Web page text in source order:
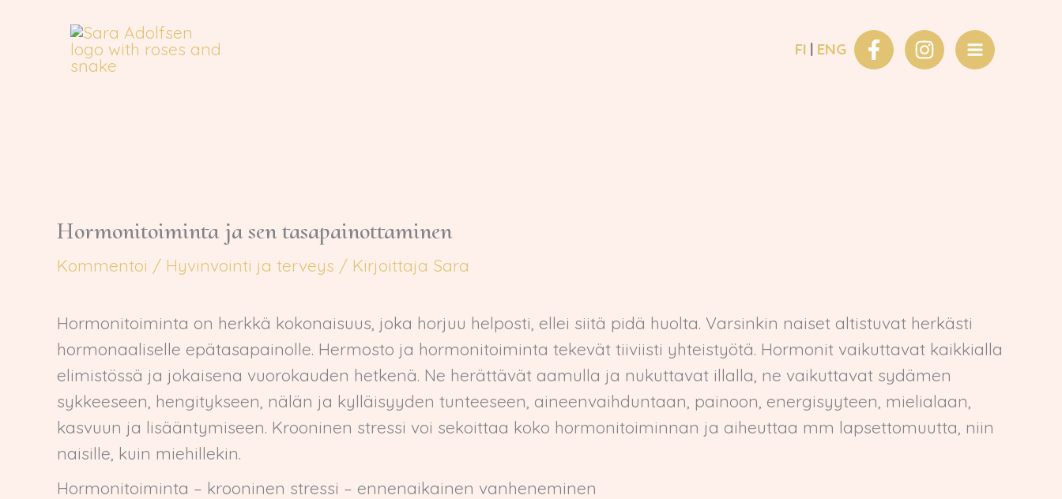
FI ENG
Hormonitoiminta ja sen tasapainottaminen
Kommentoi / Hyvinvointi ja terveys / Kirjoittaja Sara
Hormonitoiminta on herkkä kokonaisuus, joka horjuu helposti, ellei siitä pidä huolta. Varsinkin naiset altistuvat herkästi
hormonaaliselle epätasapainolle. Hermosto ja hormonitoiminta tekevät tiiviisti yhteistyötä. Hormonit vaikuttavat kaikkialla
elimistössä ja jokaisena vuorokauden hetkenä. Ne herättävät aamulla ja nukuttavat illalla, ne vaikuttavat sydämen
sykkeeseen, hengitykseen, nälän ja kylläisyyden tunteeseen, aineenvaihduntaan, painoon, energisyyteen, mielialaan,
kasvuun ja lisääntymiseen. Krooninen stressi voi sekoittaa koko hormonitoiminnan ja aiheuttaa mm lapsettomuutta, niin
naisille, kuin miehillekin.
Hormonitoiminta – krooninen stressi – ennenaikainen vanheneminen